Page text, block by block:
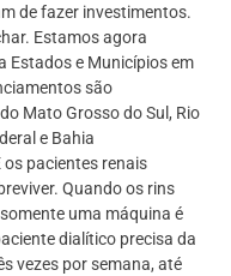
de fazer investimentos.
Estamos agora
Estados e Municípios em
são
Mato Grosso do Sul, Rio
e Bahia
pacientes renais
Quando os rins
uma máquina é
dialítico precisa da
vezes por semana, até